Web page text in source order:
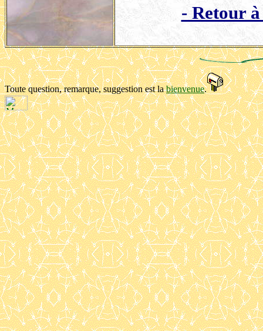
- Retour
Toute question, remarque, suggestion est labienvenue.